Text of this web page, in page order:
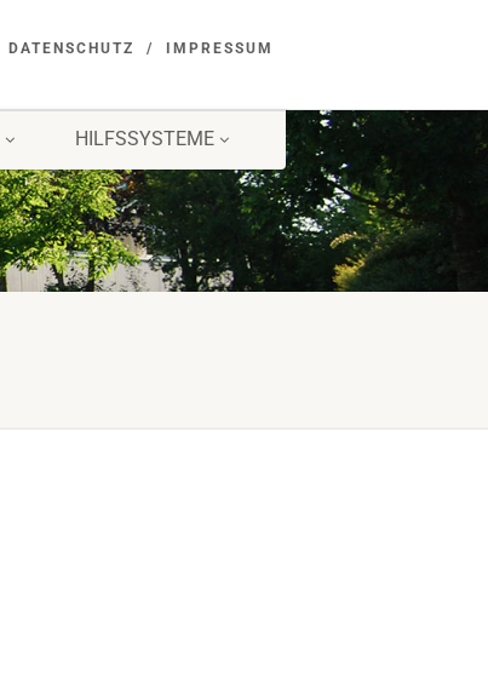
DATENSCHUTZ IMPRESSUM
HILFSSYSTEME